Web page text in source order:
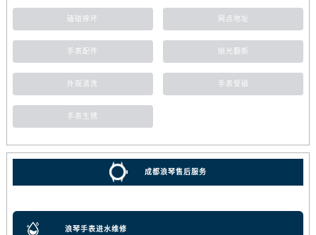
磕碰摔坏 网点地址
手表配件 抛光翻新
外观清洗 手表受磁
手表生锈
成都浪琴售后服务
浪琴手表进水维修